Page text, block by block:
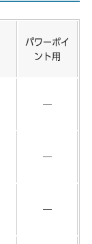
パワーポイ
ント用
―
―
―